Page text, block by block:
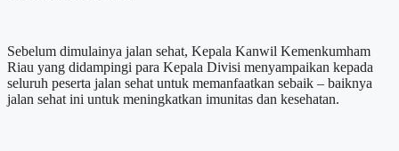
Sebelum dimulainya jalan sehat, Kepala Kanwil Kemenkumham
Riau yang didampingi para Kepala Divisi menyampaikan kepada
seluruh peserta jalan sehat untuk memanfaatkan sebaik – baiknya
jalan sehat ini untuk meningkatkan imunitas dan kesehatan.